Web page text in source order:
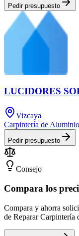
Pedir presupuesto
LUCIDORES
Vizcaya
Carpintería de Aluminio
Pedir presupuesto
Consejo
Compara los
Compara y ahorra
de Reparar Carpintería